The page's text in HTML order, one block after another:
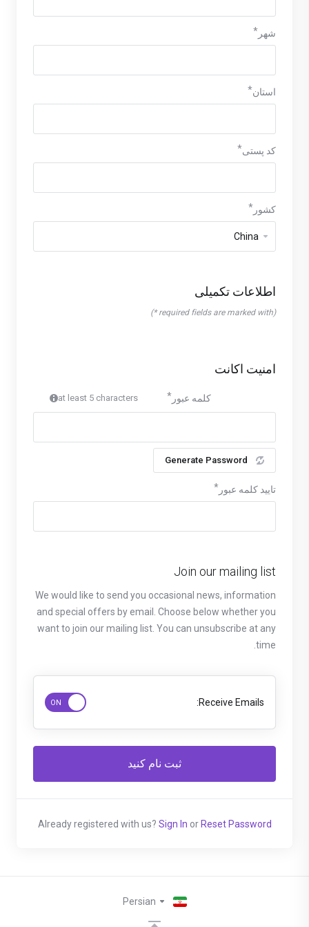
شهر
استان
کد پستی
کشور
اطلاعات تکمیلی
(required fields are marked with *)
امنیت اکانت
کلمه عبور at least 5 characters
Generate Password
تایید کلمه عبور
Join our mailing list
We would like to send you occasional news, information
and special offers by email. Choose below whether you
want to join our mailing list. You can unsubscribe at any
time.
Receive Emails:
Already registered with us? Sign In or Reset Password
Persian